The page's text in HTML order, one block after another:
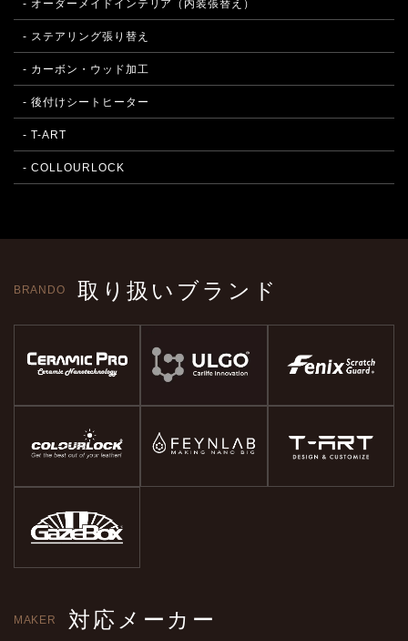
- オーダーメイドインテリア（内装張替え）
- ステアリング張り替え
- カーボン・ウッド加工
- 後付けシートヒーター
- T-ART
- COLLOURLOCK
BRANDO 取り扱いブランド
MAKER 対応メーカー